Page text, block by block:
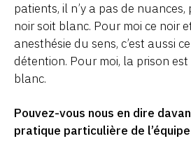
patients, il n’y a pas de nuances,
noir soit blanc. Pour moi ce noir
anesthésie du sens, c’est aussi
détention. Pour moi, la prison
blanc.
Pouvez-vous nous en dire
pratique particulière de